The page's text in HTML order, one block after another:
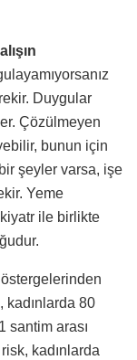
Duygular
Çözülmeyen
bunun için
şeyler varsa, işe
Yeme
ile birlikte
80
santim arası
kadınlarda